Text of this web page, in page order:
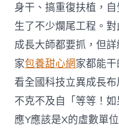
身干、搞重復扶植，
生了不少爛尾工程。
成長大師都要抓，但
家包養甜心網家都能
看全國科技立異成長
不克不及自「等等！
應Y應該是X的虛數單